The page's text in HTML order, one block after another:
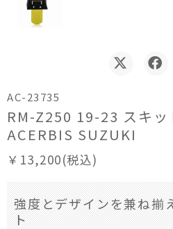
AC-23735
RM-Z250 19-23 スキ
ACERBIS SUZUKI
￥13,200(税込)
強度とデザインを兼ね揃
ト